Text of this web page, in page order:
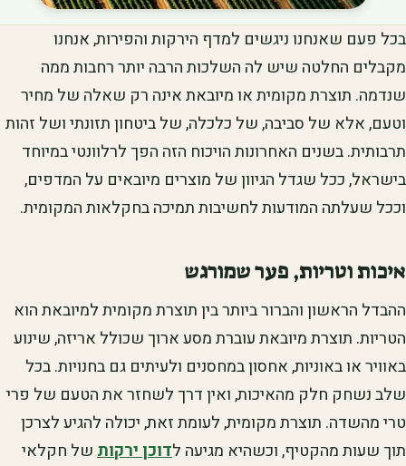
בכל פעם שאנחנו ניגשים למדף הירקות והפירות, אנחנו
מקבלים החלטה שיש לה השלכות הרבה יותר רחבות ממה
שנדמה. תוצרת מקומית או מיובאת אינה רק שאלה של מחיר
וטעם, אלא של סביבה, של כלכלה, של ביטחון תזונתי ושל זהות
תרבותית. בשנים האחרונות הויכוח הזה הפך לרלוונטי במיוחד
בישראל, ככל שגדל הגיוון של מוצרים מיובאים על המדפים,
וככל שעלתה המודעות לחשיבות תמיכה בחקלאות המקומית.
איכות וטריות, פער שמורגש
ההבדל הראשון והברור ביותר בין תוצרת מקומית למיובאת הוא
הטריות. תוצרת מיובאת עוברת מסע ארוך שכולל אריזה, שינוע
באוויר או באוניות, אחסון במחסנים ולעיתים גם בחנויות. בכל
שלב נשחק חלק מהאיכות, ואין דרך לשחזר את הטעם של פרי
טרי מהשדה. תוצרת מקומית, לעומת זאת, יכולה להגיע לצרכן
תוך שעות מהקטיף, וכשהיא מגיעה לדוכן ירקותשל חקלאי